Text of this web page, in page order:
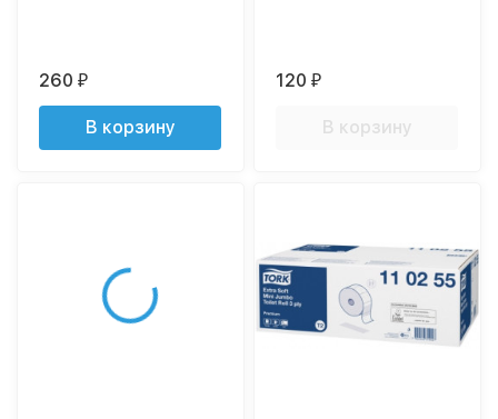
260₽
В корзину
120₽
В корзину